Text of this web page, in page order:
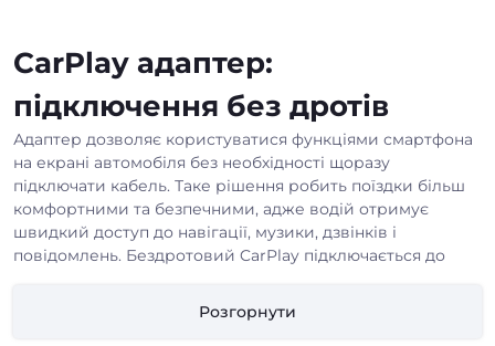
CarPlay адаптер:
підключення без дротів
Адаптер дозволяє користуватися функціями смартфона
на екрані автомобіля без необхідності щоразу
підключати кабель. Таке рішення робить поїздки більш
комфортними та безпечними, адже водій отримує
швидкий доступ до навігації, музики, дзвінків і
повідомлень. Бездротовий CarPlay підключається до
після першого сполучення.Розгорнути